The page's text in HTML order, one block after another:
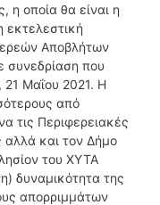
η οποία θα είναι η
Αποβλήτων
συνεδρίαση που
Μαΐου 2021. Η
από
τις Περιφερειακές
αλλά και τον Δήμο
του ΧΥΤΑ
δυναμικότητα της
απορριμμάτων